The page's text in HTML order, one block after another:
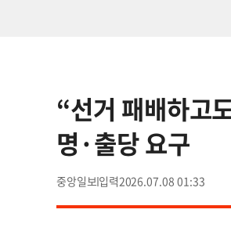
“선거 패배하고
명·출당 요구
중앙일보 2026.07.08 01:33